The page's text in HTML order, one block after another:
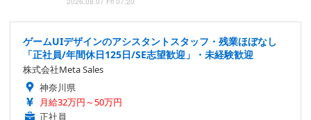
ゲームUIデザインのアシスタントスタッフ・残業ほぼなし
「正社員/年間休日125日/SE志望歓迎」・未経験歓迎
株式会社Meta Sales
神奈川県
月給32万円～50万円
正社員